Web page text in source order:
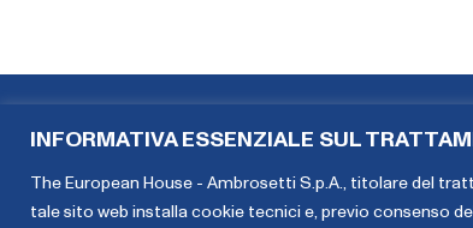
INFORMATIVA ESSENZIALE SUL
The European House - Ambrosetti S.p.A., titolare del
tale sito web installa cookie tecnici e, previo consenso